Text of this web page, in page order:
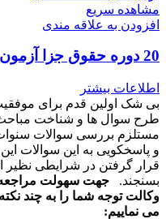
مشاهده سریع
افزودن به علاقه مندی
20 دوره حقوق جزا آزمون وکالت – چتردانش
اطلاعات بیشتر
بی شک اولین قدم برای
طرح سوال ها و شناخت
مستلزم بررسی سوالات
و پاسخکویی به این سوالات
قرار گرفتن در شرایطی نظیر
بسنجند.
وکالت توجه شما را به چند
می نماییم: